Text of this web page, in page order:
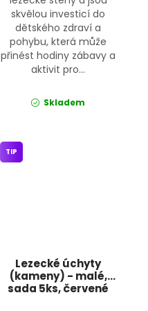
skvělou investicí do
dětského zdraví a
pohybu, která může
přinést hodiny zábavy a
aktivit pro...
Skladem
Lezecké úchyty
(kameny) - malé,
sada 5ks, červené
TIP